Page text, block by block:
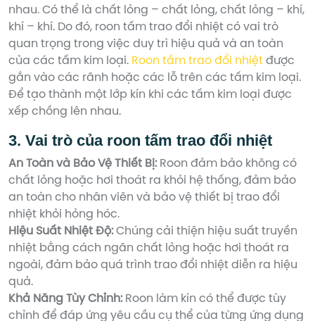
nhau. Có thể là chất lỏng – chất lỏng, chất lỏng – khí,
khí – khí. Do đó, roon tấm trao đổi nhiệt có vai trò
quan trọng trong việc duy trì hiệu quả và an toàn
của các tấm kim loại. Roon tấm trao đổi nhiệt được
gắn vào các rãnh hoặc các lỗ trên các tấm kim loại.
Để tạo thành một lớp kín khi các tấm kim loại được
xếp chồng lên nhau.
3. Vai trò của roon tấm trao đổi nhiệt
An Toàn và Bảo Vệ Thiết Bị:Roon đảm bảo không có
chất lỏng hoặc hơi thoát ra khỏi hệ thống, đảm bảo
an toàn cho nhân viên và bảo vệ thiết bị trao đổi
nhiệt khỏi hỏng hóc.
Hiệu Suất Nhiệt Độ:Chúng cải thiện hiệu suất truyền
nhiệt bằng cách ngăn chất lỏng hoặc hơi thoát ra
ngoài, đảm bảo quá trình trao đổi nhiệt diễn ra hiệu
quả.
Khả Năng Tùy Chỉnh:Roon làm kín có thể được tùy
chỉnh để đáp ứng yêu cầu cụ thể của từng ứng dụng